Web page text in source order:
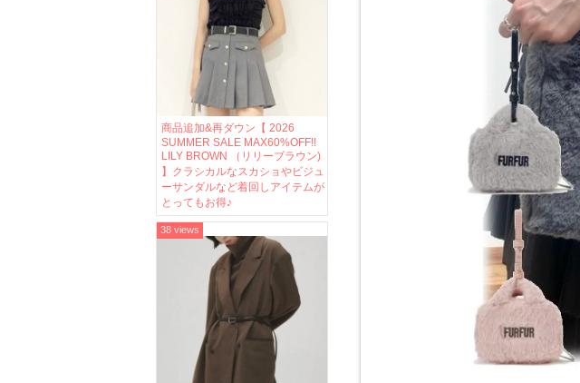
商品追加&再ダウン【 2026
SUMMER SALE MAX60%OFF!!
LILY BROWN （リリーブラウン)
】クラシカルなスカショやビジュ
ーサンダルなど着回しアイテムが
とってもお得♪
38 views